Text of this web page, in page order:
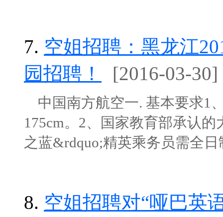
7. 空姐招聘：黑龙江
园招聘！
[2016-03-30]
中国南方航空一. 基本要求1
175cm。2、国家教育部承认
之蓝&rdquo;精英乘务员需全日
8. 空姐招聘对“哑巴英